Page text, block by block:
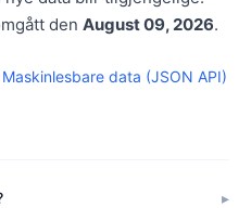
den August 09, 2026.
Maskinlesbare data (JSON API)